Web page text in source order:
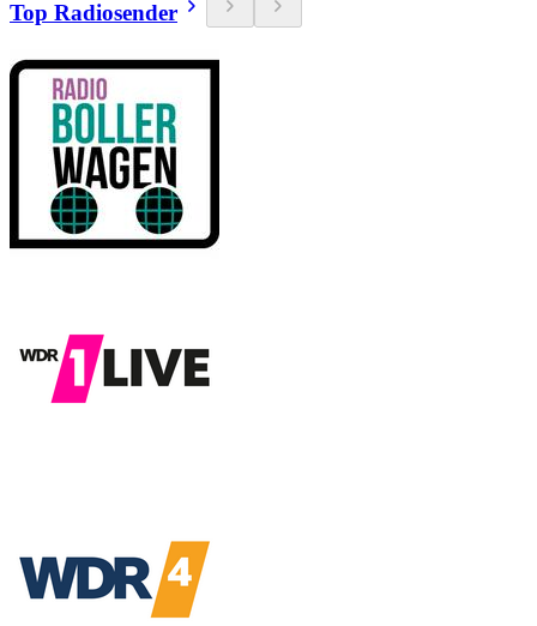
Top Radiosender